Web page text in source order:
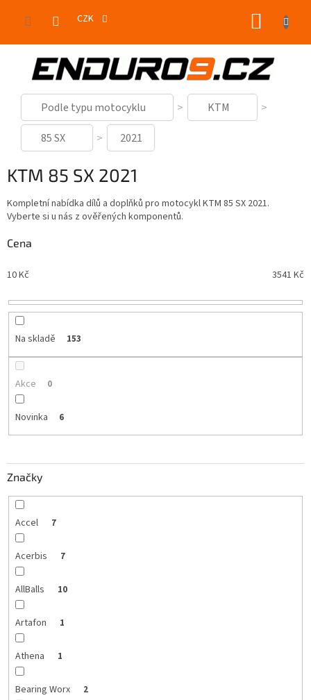
CZK
Podle typu motocyklu
KTM
85 SX
2021
KTM 85 SX 2021
Kompletní nabídka dílů a doplňků pro motocykl KTM 85 SX 2021.
Vyberte si u nás z ověřených komponentů.
Cena
10Kč 3541 Kč
Na skladě 153
Akce 0
Novinka 6
Značky
Accel 7
Acerbis 7
AllBalls 10
Artafon 1
Athena 1
Bearing Worx 2